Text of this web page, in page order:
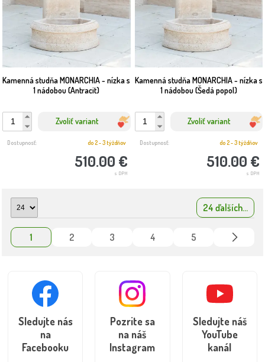
Kamenná studňa MONARCHIA - nízka s
1 nádobou (Antracit)
Zvoliť variant
510.00 €
s DPH
Dostupnosť: do 2 - 3 týždňov
Kamenná studňa MONARCHIA - nízka s
1 nádobou (Šedá popol)
Zvoliť variant
510.00 €
s DPH
Dostupnosť: do 2 - 3 týždňov
24 ďalších...
1 2 3 4 5
Sledujte nás
na
Facebooku
Pozrite sa
na náš
Instagram
Sledujte náš
YouTube
kanál